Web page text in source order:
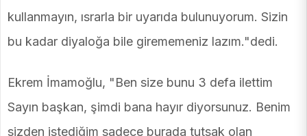
kullanmayın, ısrarla bir uyarıda bulunuyorum. Sizin
bu kadar diyaloğa bile girememeniz lazım."dedi.
Ekrem İmamoğlu, "Ben size bunu 3 defa ilettim
Sayın başkan, şimdi bana hayır diyorsunuz. Benim
sizden istediğim sadece burada tutsak olan